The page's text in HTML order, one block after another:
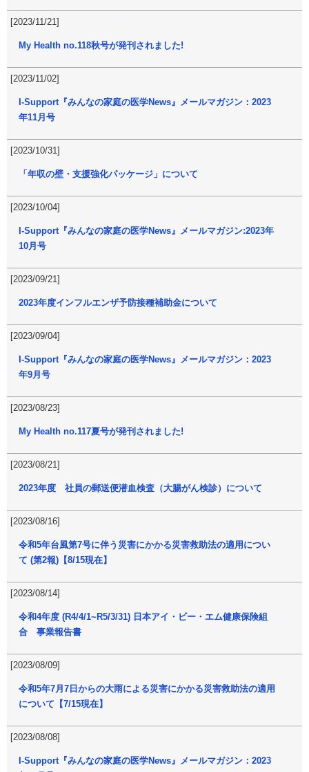
[2023/11/21]
My Health no.118秋号が発刊されました!
[2023/11/02]
I-Support『みんなの家庭の医学News』メールマガジン：2023
年11月号
[2023/10/31]
「年収の壁・支援強化パッケージ」について
[2023/10/04]
I-Support『みんなの家庭の医学News』メールマガジン:2023年
10月号
[2023/09/21]
2023年度インフルエンザ予防接種補助金について
[2023/09/04]
I-Support『みんなの家庭の医学News』メールマガジン：2023
年9月号
[2023/08/23]
My Health no.117夏号が発刊されました!
[2023/08/21]
2023年度 社員の郵送便潜血検査（大腸がん検診）について
[2023/08/16]
令和5年台風第7号に伴う災害にかかる災害救助法の適用につい
て (第2報)【8/15現在】
[2023/08/14]
令和4年度 (R4/4/1~R5/3/31) 日本アイ・ビー・エム健康保険組
合 事業報告書
[2023/08/09]
令和5年7月7日からの大雨による災害にかかる災害救助法の適用
について【7/15現在】
[2023/08/08]
I-Support『みんなの家庭の医学News』メールマガジン：2023